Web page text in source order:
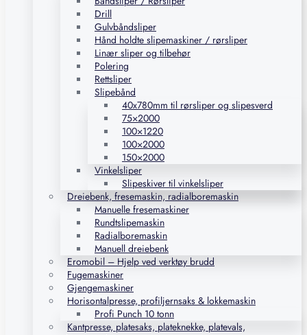
Drill
Gulvbåndsliper
Hånd holdte slipemaskiner / rørsliper
Linær sliper og tilbehør
Polering
Rettsliper
Slipebånd
40x780mm til rørsliper og slipesverd
75×2000
100×1220
100×2000
150×2000
Vinkelsliper
Slipeskiver til vinkelsliper
Dreiebenk, fresemaskin, radialboremaskin
Manuelle fresemaskiner
Rundtslipemaskin
Radialboremaskin
Manuell dreiebenk
Eromobil – Hjelp ved verktøy brudd
Fugemaskiner
Gjengemaskiner
Horisontalpresse, profiljernsaks & lokkemaskin
Profi Punch 10 tonn
Kantpresse, platesaks, plateknekke, platevals,